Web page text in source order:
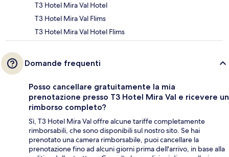
T3 Hotel Mira Val Hotel
T3 Hotel Mira Val Flims
T3 Hotel Mira Val Hotel Flims
Domande frequenti
Posso cancellare gratuitamente la mia
prenotazione presso T3 Hotel Mira Val e ricevere un
rimborso completo?
Sì, T3 Hotel Mira Val offre alcune tariffe completamente
rimborsabili, che sono disponibili sul nostro sito. Se hai
prenotato una camera rimborsabile, puoi cancellare la
prenotazione fino ad alcuni giorni prima dell'arrivo, in base alla